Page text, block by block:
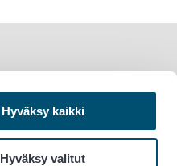
Hyväksy kaikki
Hyväksy valitut